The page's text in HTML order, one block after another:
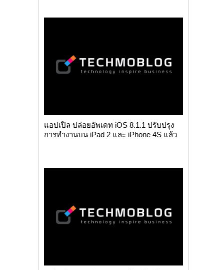
แอปเปิล ปล่อยอัพเดท iOS 8.1.1 ปรับปรุง
การทำงานบน iPad 2 และ iPhone 4S แล้ว